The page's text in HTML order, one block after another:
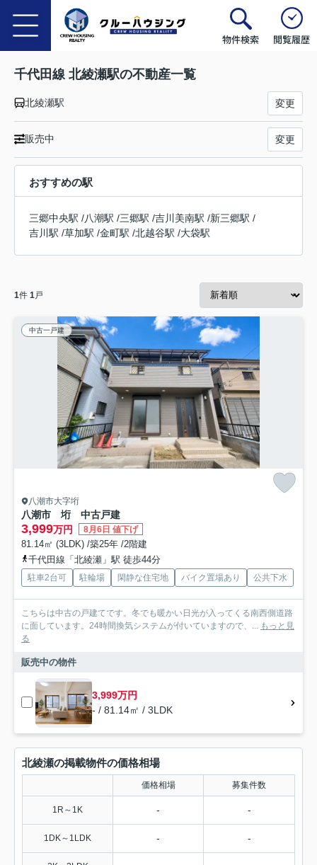
物件検索 閲覧履歴
千代田線 北綾瀬駅の不動産一覧
北綾瀬駅 変更
販売中 変更
おすすめの駅
三郷中央駅 /八潮駅 /三郷駅 /吉川美南駅 /新三郷駅 /
吉川駅 /草加駅 /金町駅 /北越谷駅 /大袋駅
1件 1 戸
中古一戸建
八潮市大字垳
八潮市 垳 中古戸建
3,999万円 8月6日 値下げ
81.14㎡ (3LDK) /築25年 /2階建
千代田線「北綾瀬」駅 徒歩44分
駐車2台可 駐輪場 閑静な住宅地 バイク置場あり 公共下水
こちらは中古の戸建てです。冬でも暖かい日光が入ってくる南西側道路
に面しています。24時間換気システムが付いていますので、...
もっと見
る
販売中の物件
3,999万円
- / 81.14㎡ / 3LDK
北綾瀬の掲載物件の価格相場
価格相場 募集件数
1R～1K - -
1DK～1LDK - -